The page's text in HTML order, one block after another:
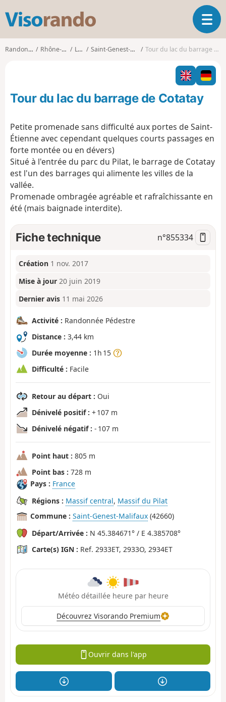
s
o
o
O
u
r
i
r
l
v
i
a
o
Randonnées Rhône-Alpes Loire Saint-Genest-Malifaux Tour du lac du barrage de Cotatay
Tour du lac du barrage de Cotatay
Petite promenade sans difficulté aux portes de Saint-
Étienne avec cependant quelques courts passages en
forte montée ou en dévers)
Situé à l'entrée du parc du Pilat, le barrage de Cotatay
est l'un des barrages qui alimente les villes de la
vallée.
Promenade ombragée agréable et rafraîchissante en
été (mais baignade interdite).
Fiche technique n°855334
Création 1 nov. 2017
Mise à jour 20 juin 2019
Dernier avis 11 mai 2026
Activité : Randonnée Pédestre
Distance : 3,44 km
Durée moyenne : 1h 15
Difficulté : Facile
Retour au départ : Oui
Dénivelé positif : + 107 m
Dénivelé négatif : - 107 m
Point haut : 805 m
Point bas : 728 m
Pays : France
Régions : Massif central, Massif du Pilat
Commune : Saint-Genest-Malifaux (42660)
Départ/Arrivée : N 45.384671° / E 4.385708°
Carte(s) IGN : Ref. 2933ET, 2933O, 2934ET
Météo détaillée heure par heure
Découvrez Visorando Premium
Ouvrir dans l'app